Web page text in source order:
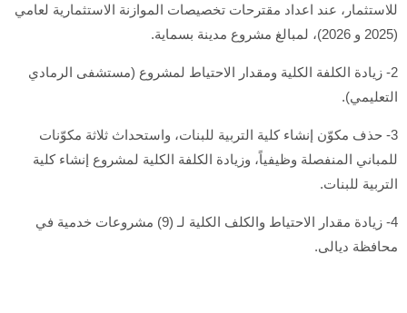
للاستثمار، عند اعداد مقترحات تخصيصات الموازنة الاستثمارية لعامي
(2025 و 2026)، لمبالغ مشروع مدينة بسماية.
2- زيادة الكلفة الكلية ومقدار الاحتياط لمشروع (مستشفى الرمادي
التعليمي).
3- حذف مكوّن إنشاء كلية التربية للبنات، واستحداث ثلاثة مكوّنات
للمباني المنفصلة وظيفياً، وزيادة الكلفة الكلية لمشروع إنشاء كلية
التربية للبنات.
4- زيادة مقدار الاحتياط والكلف الكلية لـ (9) مشروعات خدمية في
محافظة ديالى.